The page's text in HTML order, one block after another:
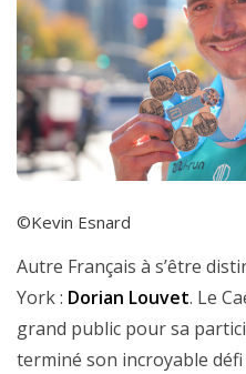
©Kevin Esnard
Autre Français à s’être
York : Dorian Louvet. Le
grand public pour sa
terminé son incroyable défi